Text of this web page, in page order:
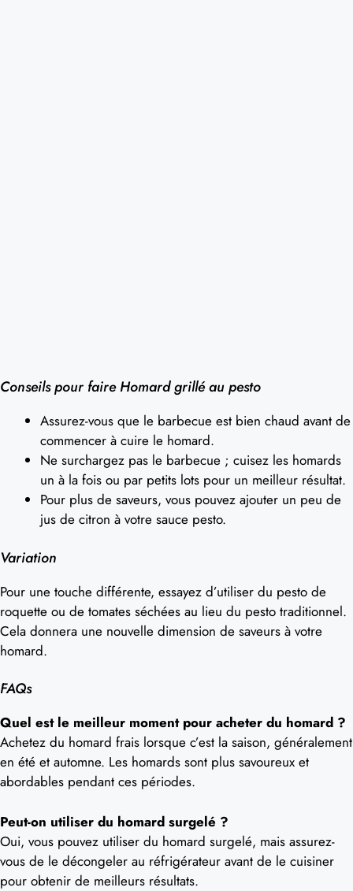
Conseils pour faire Homard grillé au pesto
Assurez-vous que le barbecue est bien chaud avant de
commencer à cuire le homard.
Ne surchargez pas le barbecue ; cuisez les homards
un à la fois ou par petits lots pour un meilleur résultat.
Pour plus de saveurs, vous pouvez ajouter un peu de
jus de citron à votre sauce pesto.
Variation
Pour une touche différente, essayez d’utiliser du pesto de
roquette ou de tomates séchées au lieu du pesto traditionnel.
Cela donnera une nouvelle dimension de saveurs à votre
homard.
FAQs
Quel est le meilleur moment pour acheter du homard ?
Achetez du homard frais lorsque c’est la saison, généralement
en été et automne. Les homards sont plus savoureux et
abordables pendant ces périodes.
Peut-on utiliser du homard surgelé ?
Oui, vous pouvez utiliser du homard surgelé, mais assurez-
vous de le décongeler au réfrigérateur avant de le cuisiner
pour obtenir de meilleurs résultats.